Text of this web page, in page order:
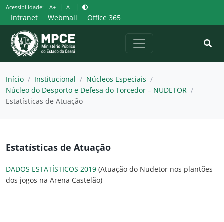
Pular
para
o
conteúdo
Acessibilidade: A+ | A- |
Intranet Webmail Office 365
Início / Institucional / Núcleos Especiais /
Núcleo do Desporto e Defesa do Torcedor – NUDETOR /
Estatísticas de Atuação
Estatísticas de Atuação
DADOS ESTATÍSTICOS 2019 (Atuação do Nudetor nos plantões
dos jogos na Arena Castelão)